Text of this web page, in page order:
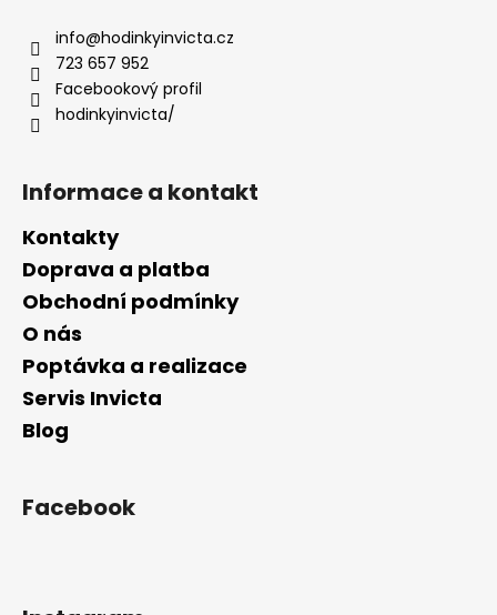
info@hodinkyinvicta.cz
723 657 952
Facebookový profil
hodinkyinvicta/
Informace a kontakt
Kontakty
Doprava a platba
Obchodní podmínky
O nás
Poptávka a realizace
Servis Invicta
Blog
Facebook